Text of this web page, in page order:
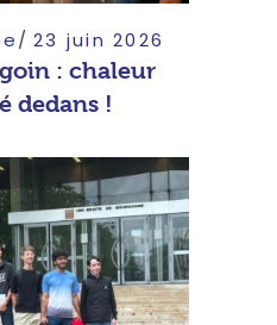
23 juin 2026
: chaleur
dedans !